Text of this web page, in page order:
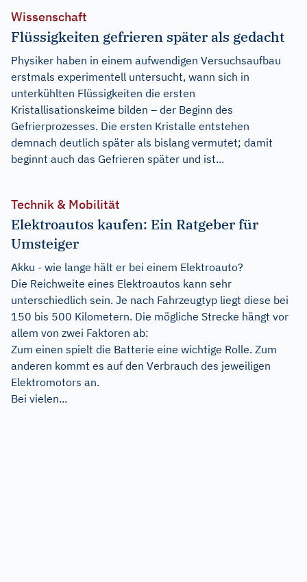
Wissenschaft
Flüssigkeiten gefrieren später als gedacht
Physiker haben in einem aufwendigen Versuchsaufbau
erstmals experimentell untersucht, wann sich in
unterkühlten Flüssigkeiten die ersten
Kristallisationskeime bilden – der Beginn des
Gefrierprozesses. Die ersten Kristalle entstehen
demnach deutlich später als bislang vermutet; damit
beginnt auch das Gefrieren später und ist...
Technik & Mobilität
Elektroautos kaufen: Ein Ratgeber für
Umsteiger
Akku - wie lange hält er bei einem Elektroauto?
Die Reichweite eines Elektroautos kann sehr
unterschiedlich sein. Je nach Fahrzeugtyp liegt diese bei
150 bis 500 Kilometern. Die mögliche Strecke hängt vor
allem von zwei Faktoren ab:
Zum einen spielt die Batterie eine wichtige Rolle. Zum
anderen kommt es auf den Verbrauch des jeweiligen
Elektromotors an.
Bei vielen...